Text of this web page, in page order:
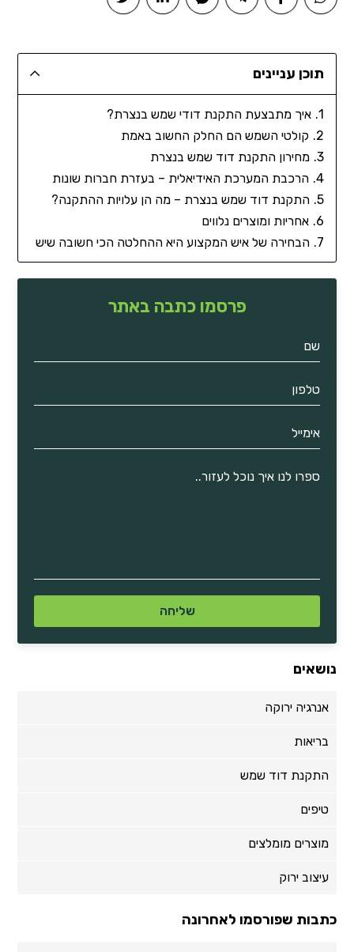
תוכן עניינים
איך מתבצעת התקנת דודי שמש בנצרת?
קולטי השמש הם החלק החשוב באמת
מחירון התקנת דוד שמש בנצרת
הרכבת המערכת האידיאלית – בעזרת חברות שונות
התקנת דוד שמש בנצרת – מה הן עלויות ההתקנה?
אחריות ומוצרים נלווים
הבחירה של איש המקצוע היא ההחלטה הכי חשובה שיש
פרסמו כתבה באתר
נושאים
אנרגיה ירוקה
בריאות
התקנת דוד שמש
טיפים
מוצרים מומלצים
עיצוב ירוק
כתבות שפורסמו לאחרונה